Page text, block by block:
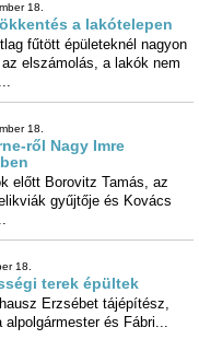
18.
a lakótelepen
fűtött épületeknél nagyon
az elszámolás, a lakók nem
18.
ről Nagy Imre
előtt Borovitz Tamás, az
gyűjtője és Kovács
18.
terek épültek
Erzsébet tájépítész,
alpolgármester és Fábri...